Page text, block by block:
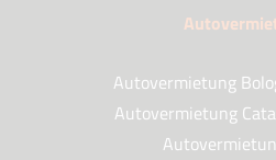
Autovermietung
Autovermietung